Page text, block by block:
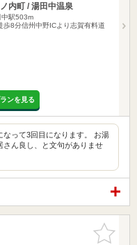
内町 / 湯田中温泉
中駅503m
歩8分信州中野ICより志賀有料道
ンを見る
って3回目になります。 お湯
さん良し、と文句がありませ
お気に入
りに追加